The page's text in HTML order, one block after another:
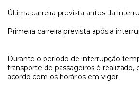
Última carreira prevista antes da
Primeira carreira prevista após a
Durante o período de interrupção
transporte de passageiros é realizado,
acordo com os horários em vigor.